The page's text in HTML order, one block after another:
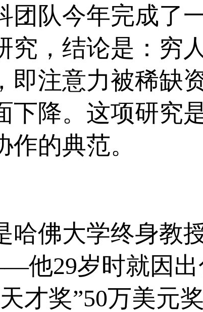
团队今年完成了
究，结论是：穷
即注意力被稀缺
下降。这项研究
的典范。
哈佛大学终身教
他29岁时就因出
才奖”50万美元